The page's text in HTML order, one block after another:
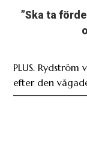
”Ska ta
PLUS.
efter den